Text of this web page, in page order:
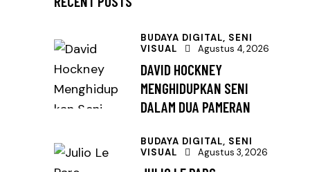
BUDAYA DIGITAL, SENI
VISUAL
Agustus 4, 2026
DAVID HOCKNEY
MENGHIDUPKAN SENI
DALAM DUA PAMERAN
BUDAYA DIGITAL, SENI
VISUAL
Agustus 3, 2026